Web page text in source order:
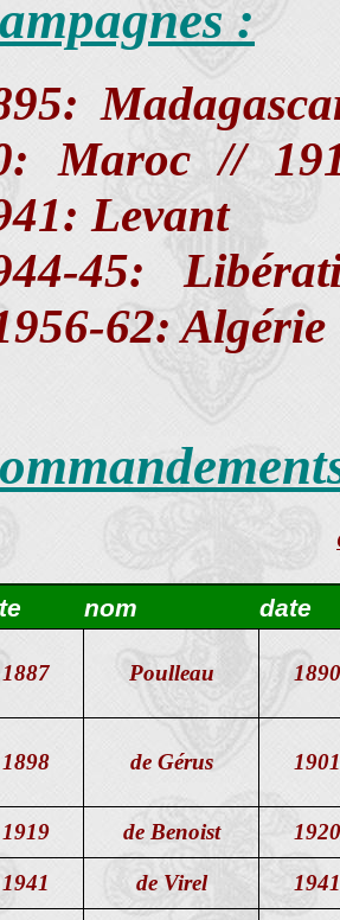
:
Maroc //
Levant
45:
62: Algérie
nom date
1887 Poulleau 1890
1898 de Gérus 1901
1919 de Benoist 1920
1941 de Virel 1941